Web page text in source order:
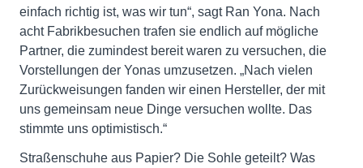
einfach richtig ist, was wir tun“, sagt Ran Yona. Nach
acht Fabrikbesuchen trafen sie endlich auf mögliche
Partner, die zumindest bereit waren zu versuchen, die
Vorstellungen der Yonas umzusetzen. „Nach vielen
Zurückweisungen fanden wir einen Hersteller, der mit
uns gemeinsam neue Dinge versuchen wollte. Das
stimmte uns optimistisch.“
Straßenschuhe aus Papier? Die Sohle geteilt? Was